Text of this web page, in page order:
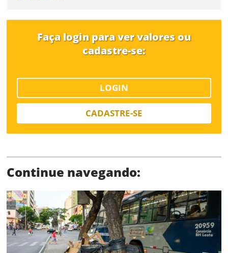
Faça login para ver valores ou
cadastre-se:
LOGIN
CADASTRE-SE
Continue navegando:
Limite de download